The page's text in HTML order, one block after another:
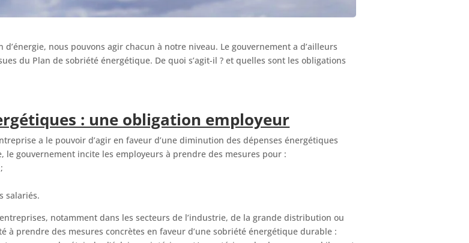
nous pouvons agir chacun à notre niveau. Le gouvernement a d’ailleurs
du Plan de sobriété énergétique. De quoi s’agit-il ? et quelles sont les obligations
: une obligation employeur
a le pouvoir d’agir en faveur d’une diminution des dépenses énergétiques
le gouvernement incite les employeurs à prendre des mesures pour :
salariés.
notamment dans les secteurs de l’industrie, de la grande distribution ou
à prendre des mesures concrètes en faveur d’une sobriété énergétique durable :